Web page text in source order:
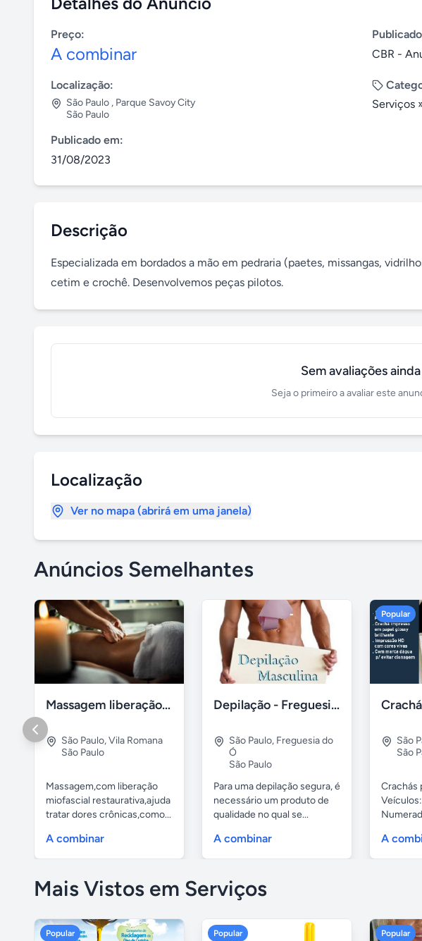
Preço:
A combinar
CBR -
Localização:
São Paulo , Parque Savoy City
São Paulo
Serviços
Publicado em:
31/08/2023
Descrição
Especializada em bordados a mão em pedraria (paetes, missangas,
cetim e crochê. Desenvolvemos peças pilotos.
Sem avaliações ainda
Seja o primeiro a avaliar este
Localização
Ver no mapa (abrirá em uma janela)
Anúncios Semelhantes
Massagem liberação miofascial
São Paulo,Vila Romana
São Paulo
Massagem,com liberação
miofascial restaurativa,ajuda
tratar dores crônicas,como...
A combinar
Depilação - Freguesia do Ó
São Paulo, Freguesia do
Ó
São Paulo
Para uma depilação segura, é
necessário um produto de
qualidade no qual se...
A combinar
Popular
São
São
Crachás
A
Mais Vistos em Serviços
Popular Popular Popular